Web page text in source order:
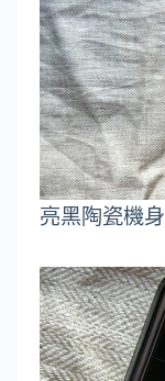
亮黑陶瓷機身